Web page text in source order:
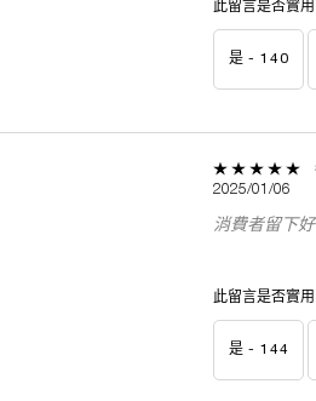
此留言是否實
是 -140
5 out of 5 stars.
2025/01/06
消費者留下
此留言是否實
是 -144